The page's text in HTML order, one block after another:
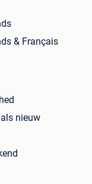
& Français
nieuw